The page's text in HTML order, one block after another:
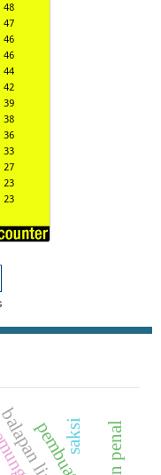
liarsaksi